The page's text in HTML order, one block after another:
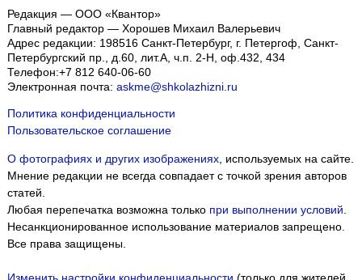
Редакция — ООО «Квантор»
Главный редактор — Хорошев Михаил Валерьевич
Адрес редакции: 198516 Санкт-Петербург, г. Петергоф Санкт-
Петербургский пр., д.60, лит.А, ч.п. 2-Н, оф.432, 434
Телефон:+7 812 640-06-60
Электронная почта: askme@shkolazhizni.ru
Политика конфиденциальности
Пользовательское соглашение
О фотографиях и других изображениях, используемых на сайте.
Мнение редакции не всегда совпадает с точкой зрения авторов
статей.
Любая перепечатка возможна только при выполнении условий
Несанкционированное использование материалов запрещено.
Все права защищены.
Изменить настройки конфиденциальности (только для жителей